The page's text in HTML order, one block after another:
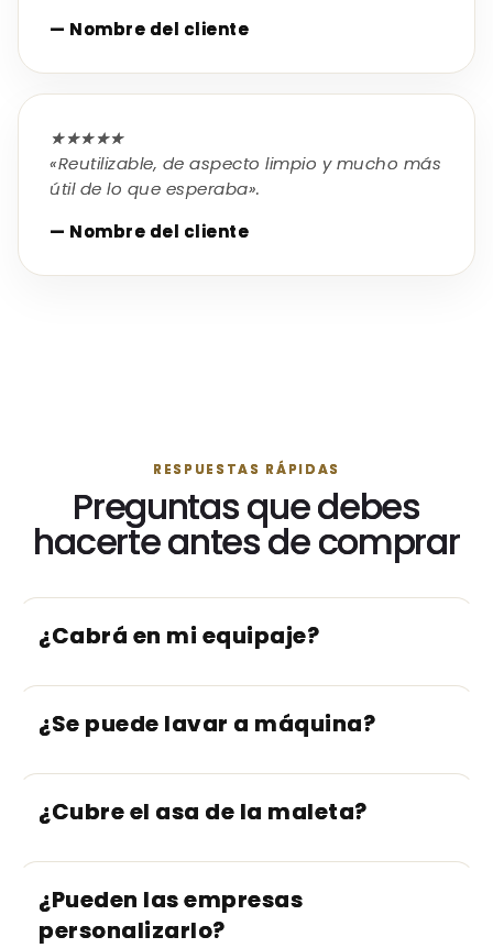
— Nombre del cliente
★★★★★
«Reutilizable, de aspecto limpio y mucho más
útil de lo que esperaba».
— Nombre del cliente
RESPUESTAS RÁPIDAS
Preguntas que debes
hacerte antes de comprar
¿Cabrá en mi equipaje?
¿Se puede lavar a máquina?
¿Cubre el asa de la maleta?
¿Pueden las empresas
personalizarlo?